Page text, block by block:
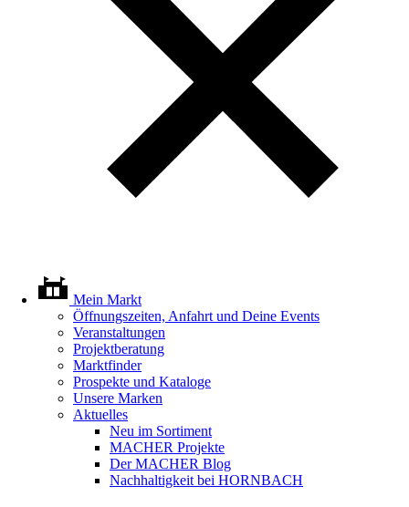
Mein Markt
Öffnungszeiten, Anfahrt und Deine Events
Veranstaltungen
Projektberatung
Marktfinder
Prospekte und Kataloge
Unsere Marken
Aktuelles
Neu im Sortiment
MACHER Projekte
Der MACHER Blog
Nachhaltigkeit bei HORNBACH